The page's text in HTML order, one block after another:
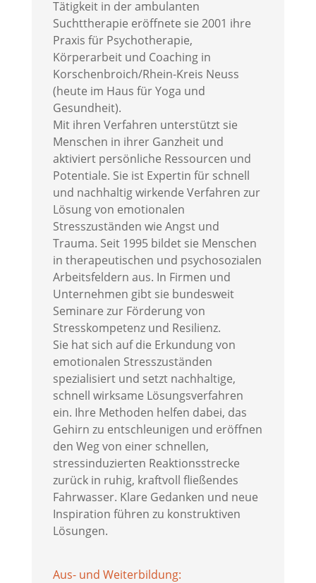
Tätigkeit in der ambulanten
Suchttherapie eröffnete sie 2001 ihre
Praxis für Psychotherapie,
Körperarbeit und Coaching in
Korschenbroich/Rhein-Kreis Neuss
(heute im Haus für Yoga und
Gesundheit).
Mit ihren Verfahren unterstützt sie
Menschen in ihrer Ganzheit und
aktiviert persönliche Ressourcen und
Potentiale. Sie ist Expertin für schnell
und nachhaltig wirkende Verfahren zur
Lösung von emotionalen
Stresszuständen wie Angst und
Trauma. Seit 1995 bildet sie Menschen
in therapeutischen und psychosozialen
Arbeitsfeldern aus. In Firmen und
Unternehmen gibt sie bundesweit
Seminare zur Förderung von
Stresskompetenz und Resilienz.
Sie hat sich auf die Erkundung von
emotionalen Stresszuständen
spezialisiert und setzt nachhaltige,
schnell wirksame Lösungsverfahren
ein. Ihre Methoden helfen dabei, das
Gehirn zu entschleunigen und eröffnen
den Weg von einer schnellen,
stressinduzierten Reaktionsstrecke
zurück in ruhig, kraftvoll fließendes
Fahrwasser. Klare Gedanken und neue
Inspiration führen zu konstruktiven
Lösungen.
Aus- und Weiterbildung: